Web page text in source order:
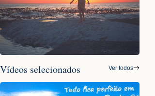
Vídeos selecionados Ver todos